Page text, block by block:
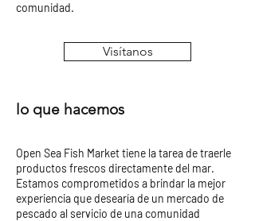
comunidad.
Visítanos
lo que hacemos
Open Sea Fish Market tiene la tarea de traerle
productos frescos directamente del mar.
Estamos comprometidos a brindar la mejor
experiencia que desearía de un mercado de
pescado al servicio de una comunidad